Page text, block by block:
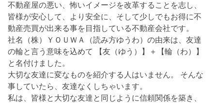
不動産屋の悪い、怖いイメージを改革することを志し、
皆様が安心して、より安全に、そして少しでもお得に不
動産売買が出来る事を目指している不動産会社です。
社名（株）ＹＯＵＷＡ（読み方ゆうわ）の由来は、友達
の輪と言う意味を込めて 【友（ゆう）】＋【輪（わ）】
と名付けました。
大切な友達に変なものを紹介する人はいません。 そんな
事していたら、友達なくしちゃいます。
私は、皆様と大切な友達と同じように信頼関係を築き、